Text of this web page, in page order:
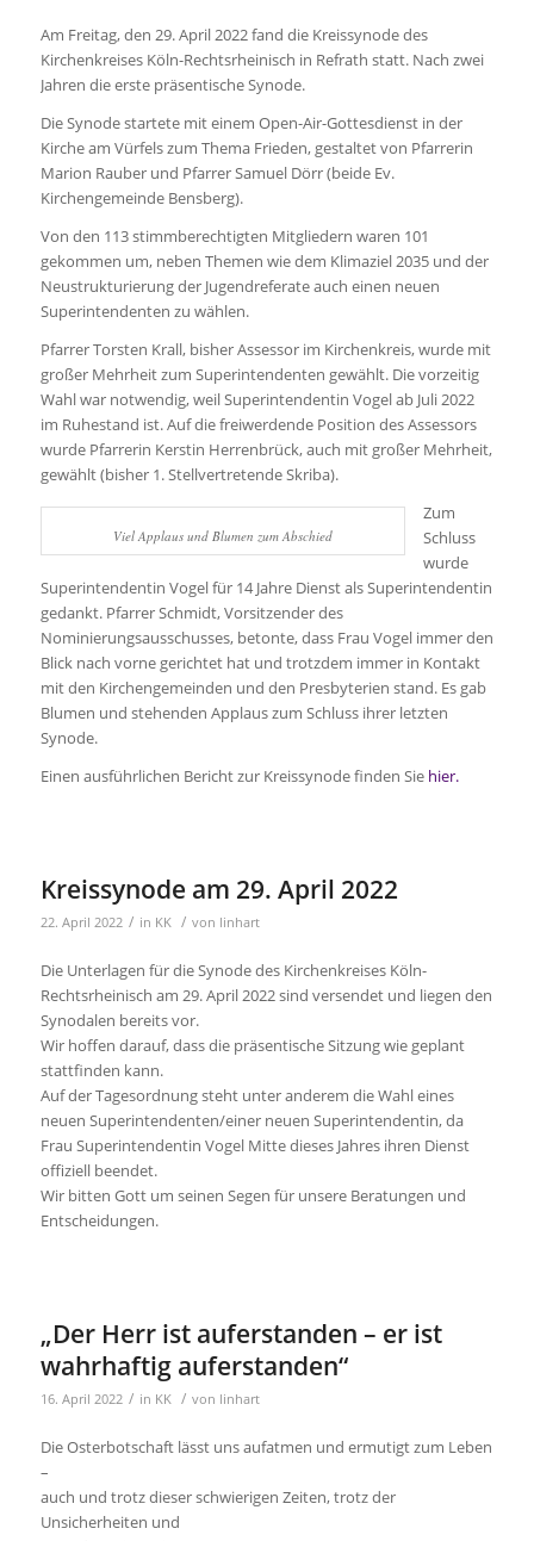
Am Freitag, den 29. April 2022 fand die Kreissynode des
Kirchenkreises Köln-Rechtsrheinisch in Refrath statt. Nach zwei
Jahren die erste präsentische Synode.
Die Synode startete mit einem Open-Air-Gottesdienst in der
Kirche am Vürfels zum Thema Frieden, gestaltet von Pfarrerin
Marion Rauber und Pfarrer Samuel Dörr (beide Ev.
Kirchengemeinde Bensberg).
Von den 113 stimmberechtigten Mitgliedern waren 101
gekommen um, neben Themen wie dem Klimaziel 2035 und der
Neustrukturierung der Jugendreferate auch einen neuen
Superintendenten zu wählen.
Pfarrer Torsten Krall, bisher Assessor im Kirchenkreis, wurde mit
großer Mehrheit zum Superintendenten gewählt. Die vorzeitig
Wahl war notwendig, weil Superintendentin Vogel ab Juli 2022
im Ruhestand ist. Auf die freiwerdende Position des Assessors
wurde Pfarrerin Kerstin Herrenbrück, auch mit großer Mehrheit,
gewählt (bisher 1. Stellvertretende Skriba).
Viel Applaus und Blumen zum Abschied
Zum
Schluss
wurde
Superintendentin Vogel für 14 Jahre Dienst als Superintendentin
gedankt. Pfarrer Schmidt, Vorsitzender des
Nominierungsausschusses, betonte, dass Frau Vogel immer den
Blick nach vorne gerichtet hat und trotzdem immer in Kontakt
mit den Kirchengemeinden und den Presbyterien stand. Es gab
Blumen und stehenden Applaus zum Schluss ihrer letzten
Synode.
Einen ausführlichen Bericht zur Kreissynode finden Sie hier.
Kreissynode am 29. April 2022
22. April 2022 / in KK / von linhart
Die Unterlagen für die Synode des Kirchenkreises Köln-
Rechtsrheinisch am 29. April 2022 sind versendet und liegen den
Synodalen bereits vor.
Wir hoffen darauf, dass die präsentische Sitzung wie geplant
stattfinden kann.
Auf der Tagesordnung steht unter anderem die Wahl eines
neuen Superintendenten/einer neuen Superintendentin, da
Frau Superintendentin Vogel Mitte dieses Jahres ihren Dienst
offiziell beendet.
Wir bitten Gott um seinen Segen für unsere Beratungen und
Entscheidungen.
„Der Herr ist auferstanden – er ist
wahrhaftig auferstanden“
16. April 2022 / in KK / von linhart
Die Osterbotschaft lässt uns aufatmen und ermutigt zum Leben
–
auch und trotz dieser schwierigen Zeiten, trotz der
Unsicherheiten und